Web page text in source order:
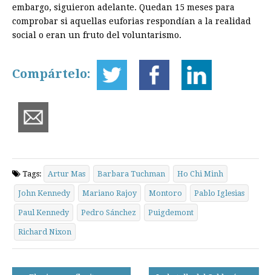
embargo, siguieron adelante. Quedan 15 meses para
comprobar si aquellas euforias respondían a la realidad
social o eran un fruto del voluntarismo.
Compártelo:
Tags: Artur Mas Barbara Tuchman Ho Chi Minh
John Kennedy Mariano Rajoy Montoro Pablo Iglesias
Paul Kennedy Pedro Sánchez Puigdemont
Richard Nixon